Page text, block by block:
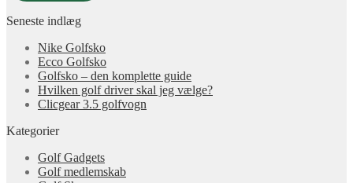
Seneste indlæg
Nike Golfsko
Ecco Golfsko
Golfsko – den komplette guide
Hvilken golf driver skal jeg vælge?
Clicgear 3.5 golfvogn
Kategorier
Golf Gadgets
Golf medlemskab